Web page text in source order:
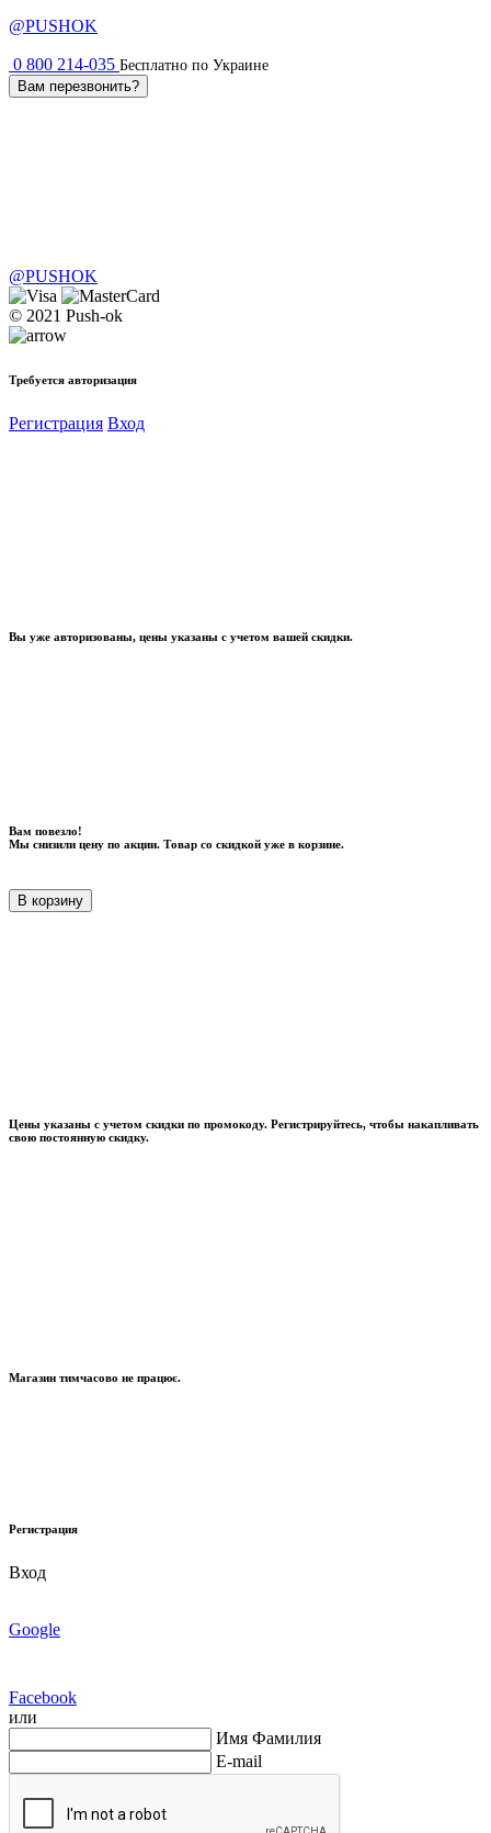
@PUSHOK
0 800 214-035 Бесплатно по Украине
Вам перезвонить?
@PUSHOK
© 2021 Push-ok
Требуется авторизация
Регистрация Вход
Вы уже авторизованы, цены указаны с учетом вашей скидки.
Вам повезло!
Мы снизили цену по акции. Товар со скидкой уже в корзине.
В корзину
Цены указаны с учетом скидки по промокоду. Регистрируйтесь, чтобы накапливать
свою постоянную скидку.
Магазин тимчасово не працює.
Регистрация
Вход
Google
Facebook
или
Имя Фамилия
E-mail